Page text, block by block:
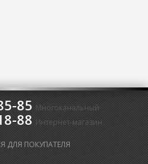
85 Многоканальный
88 Интернет-магазин
ДЛЯ ПОКУПАТЕЛЯ